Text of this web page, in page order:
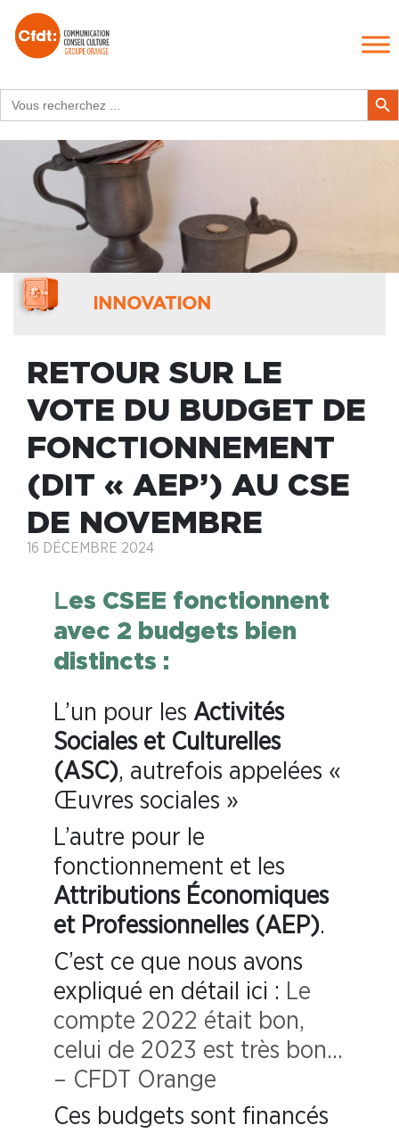
for:
Search
INNOVATION
RETOUR SUR LE
VOTE DU BUDGET DE
FONCTIONNEMENT
(DIT « AEP’) AU CSE
DE NOVEMBRE
16 DÉCEMBRE 2024
Les CSEE fonctionnent
avec 2 budgets bien
distincts :
L’un pour les Activités
Sociales et Culturelles
(ASC), autrefois appelées «
Œuvres sociales »
L’autre pour le
fonctionnement et les
Attributions Économiques
et Professionnelles (AEP).
C’est ce que nous avons
expliqué en détail ici : Le
compte 2022 était bon,
celui de 2023 est très bon…
– CFDT Orange
Ces budgets sont financés